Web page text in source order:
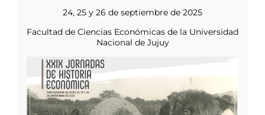
24, 25 y 26 de septiembre de 2025
Facultad de Ciencias Económicas de la Universidad
Nacional de Jujuy